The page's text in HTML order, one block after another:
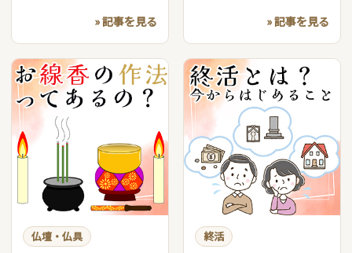
» 記事を見る
» 記事を見る
仏壇・仏具 終活